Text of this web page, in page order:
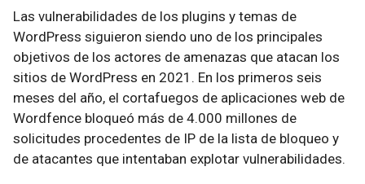
Las vulnerabilidades de los plugins y temas de
WordPress siguieron siendo uno de los principales
objetivos de los actores de amenazas que atacan los
sitios de WordPress en 2021. En los primeros seis
meses del año, el cortafuegos de aplicaciones web de
Wordfence bloqueó más de 4.000 millones de
solicitudes procedentes de IP de la lista de bloqueo y
de atacantes que intentaban explotar vulnerabilidades.